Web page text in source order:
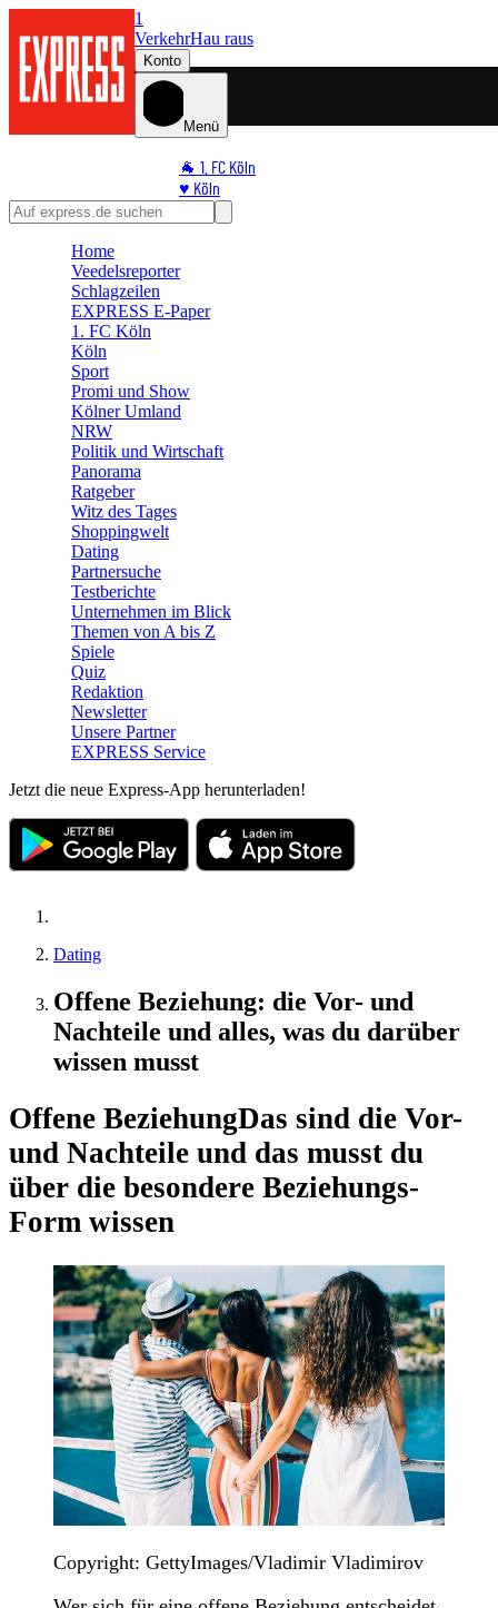
1
VerkehrHau raus
Konto
Menü
🐐 1. FC Köln
♥️ Köln
⭐ Promi
🛒 Shoppingwelt
Home
Veedelsreporter
Schlagzeilen
EXPRESS E-Paper
1. FC Köln
Köln
Sport
Promi und Show
Kölner Umland
NRW
Politik und Wirtschaft
Panorama
Ratgeber
Witz des Tages
Shoppingwelt
Dating
Partnersuche
Testberichte
Unternehmen im Blick
Themen von A bis Z
Spiele
Quiz
Redaktion
Newsletter
Unsere Partner
EXPRESS Service
Jetzt die neue Express-App herunterladen!
Dating
Offene Beziehung: die Vor- und
Nachteile und alles, was du darüber
wissen musst
Offene BeziehungDas sind die Vor-
und Nachteile und das musst du
über die besondere Beziehungs-
Form wissen
Copyright: GettyImages/Vladimir Vladimirov